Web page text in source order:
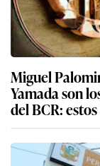
Miguel
Yamada son
del BCR: